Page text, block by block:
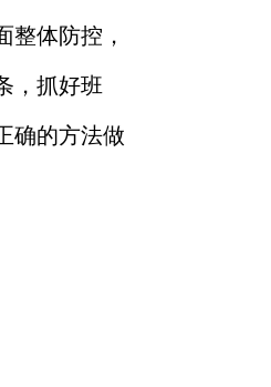
整体防控，
， 抓好班
确的方法做